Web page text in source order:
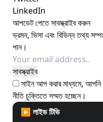
LinkedIn
আপডেট পেতে সাবস্ক্রাইব করুন
ভ্রমন, ভিসা এবং বিভিন্ন তথ্য
পান।
সাইন আপ করার মাধ্যমে, আপনি
নীতিচুক্তিতে সম্মত হচ্ছেন।
▶ লাইভ টিভি